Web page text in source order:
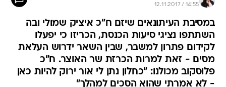
12.11.2017 / 14:55
במסיבת העיתונאים שיזם ח"כ איציק שמולי ובה
השתתפו נציגי סיעות הכנסת, הכריזו כי יפעלו
לקידום פתרון למשבר, שבין השאר ידרוש העלאת
מסים - זאת למרות הכרזת שר האוצר. ח"כ
פלוסקוב מכולנו: "כחלון נתן לי אור ירוק להיות כאן
- לא אמרתי שהוא הסכים למהלך"